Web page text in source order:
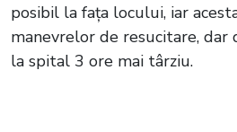
posibil la fața locului, iar
manevrelor de resucitare, dar
la spital 3 ore mai târziu.